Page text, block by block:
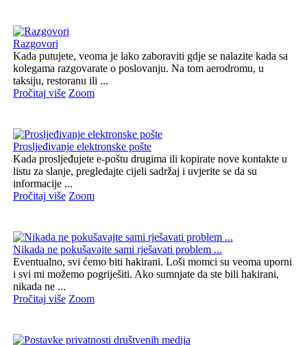
Razgovori
Kada putujete, veoma je lako zaboraviti gdje se nalazite kada sa
kolegama razgovarate o poslovanju. Na tom aerodromu, u
taksiju, restoranu ili ...
Pročitaj više Zoom
Prosljeđivanje elektronske pošte
Kada prosljeđujete e-poštu drugima ili kopirate nove kontakte u
listu za slanje, pregledajte cijeli sadržaj i uvjerite se da su
informacije ...
Pročitaj više Zoom
Nikada ne pokušavajte sami rješavati problem ...
Eventualno, svi ćemo biti hakirani. Loši momci su veoma uporni
i svi mi možemo pogriješiti. Ako sumnjate da ste bili hakirani,
nikada ne ...
Pročitaj više Zoom